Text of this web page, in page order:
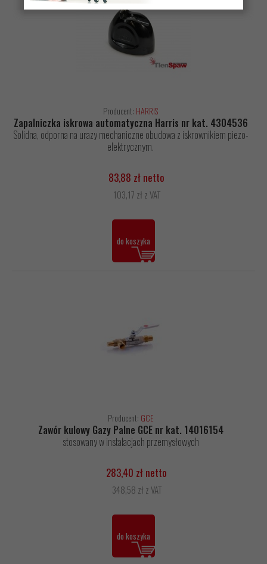
Producent: HARRIS
Zapalniczka iskrowa automatyczna Harris nr kat. 4304536
Solidna, odporna na urazy mechaniczne obudowa z iskrownikiem piezo-
elektrycznym.
83,88 zł netto
103,17 zł z VAT
do koszyka
Producent: GCE
Zawór kulowy Gazy Palne GCE nr kat. 14016154
stosowany w instalacjach przemysłowych
283,40 zł netto
348,58 zł z VAT
do koszyka